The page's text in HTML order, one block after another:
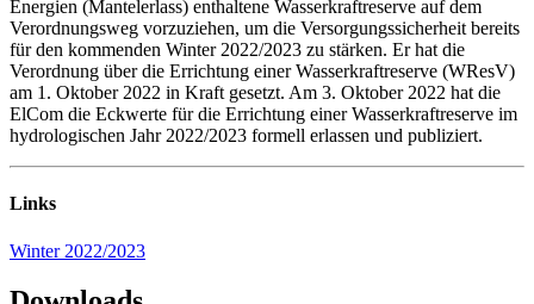
Energien (Mantelerlass) enthaltene Wasserkraftreserve auf dem
Verordnungsweg vorzuziehen, um die Versorgungssicherheit bereits
für den kommenden Winter 2022/2023 zu stärken. Er hat die
Verordnung über die Errichtung einer Wasserkraftreserve (WResV)
am 1. Oktober 2022 in Kraft gesetzt. Am 3. Oktober 2022 hat die
ElCom die Eckwerte für die Errichtung einer Wasserkraftreserve im
hydrologischen Jahr 2022/2023 formell erlassen und publiziert.
Links
Winter 2022/2023